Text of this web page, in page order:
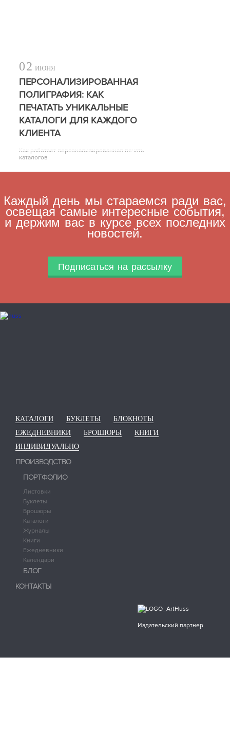
02 ИЮНЯ
ПЕРСОНАЛИЗИРОВАННАЯ
ПОЛИГРАФИЯ: КАК
ПЕЧАТАТЬ УНИКАЛЬНЫЕ
КАТАЛОГИ ДЛЯ КАЖДОГО
КЛИЕНТА
Как работает персонализированная печать
каталогов
Каждый день мы стараемся ради вас,
освещая самые интересные события,
и держим вас в курсе всех последних
новостей.
Подписаться на рассылку
КАТАЛОГИ БУКЛЕТЫ
БЛОКНОТЫ
ЕЖЕДНЕВНИКИ
БРОШЮРЫ
КНИГИ
ИНДИВИДУАЛЬНО
ПРОИЗВОДСТВО
ПОРТФОЛИО
Листовки
Буклеты
Брошюры
Каталоги
Журналы
Книги
Ежедневники
Календари
БЛОГ
КОНТАКТЫ
Издательский партнер